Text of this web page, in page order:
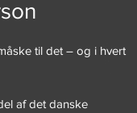
til det – og i hvert
af det danske